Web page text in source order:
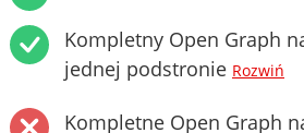
Kompletny Open Graph
jednej podstronie Rozwiń
Kompletne Open Graph